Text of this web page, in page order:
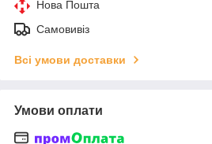
Нова Пошта
Самовивіз
Всі умови доставки
Умови оплати